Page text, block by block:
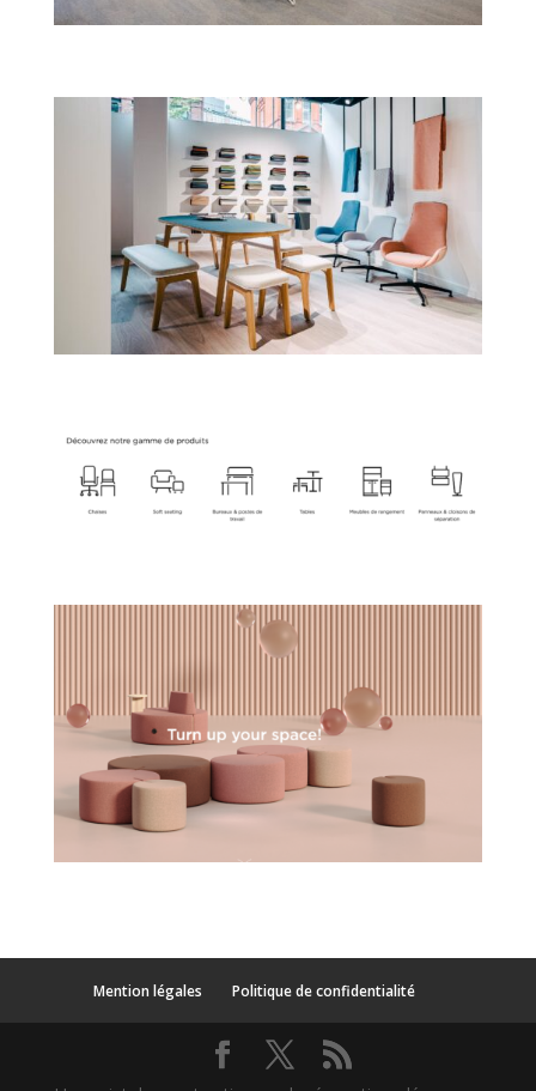
Mention légales Politique de confidentialité